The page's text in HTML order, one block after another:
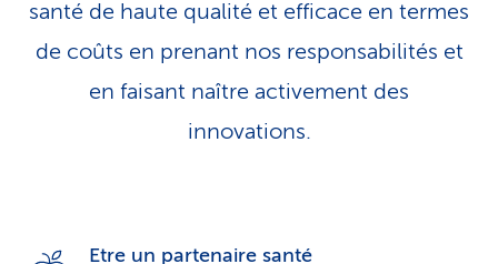
santé de haute qualité et efficace en termes
de coûts en prenant nos responsabilités et
en faisant naître activement des
innovations.
Etre un partenaire santé